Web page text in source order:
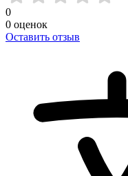
0
0 оценок
Оставить отзыв